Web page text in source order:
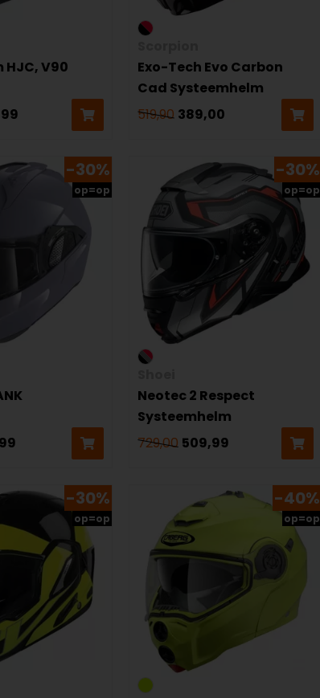
V90
Exo-Tech Evo Carbon
Cad Systeemhelm
519,90 389,00
-30%
op=op
-30%
op=op
Neotec 2 Respect
Systeemhelm
729,00 509,99
-30%
op=op
-40%
op=op